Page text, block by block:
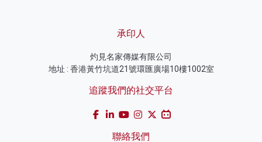
承印人
灼見名家傳媒有限公司
地址 : 香港黃竹坑道21號環匯廣場10樓1002室
追蹤我們的社交平台
聯絡我們